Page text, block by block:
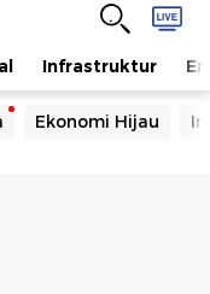
Infrastruktur
Ekonomi Hijau